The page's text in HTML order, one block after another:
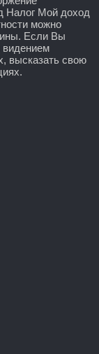
Налог Мой доход
можно
Если Вы
видением
высказать свою